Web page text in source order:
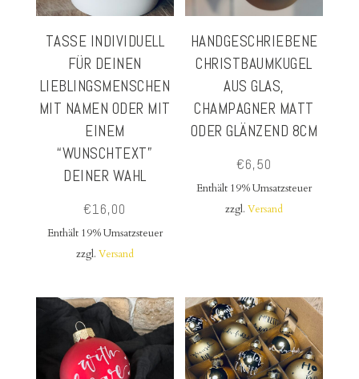
TASSE INDIVIDUELL
FÜR DEINEN
LIEBLINGSMENSCHEN
MIT NAMEN ODER MIT
EINEM
“WUNSCHTEXT”
DEINER WAHL
€16,00
Enthält 19% Umsatzsteuer
zzgl. Versand
HANDGESCHRIEBENE
CHRISTBAUMKUGEL
AUS GLAS,
CHAMPAGNER MATT
ODER GLÄNZEND 8CM
€6,50
Enthält 19% Umsatzsteuer
zzgl.Versand